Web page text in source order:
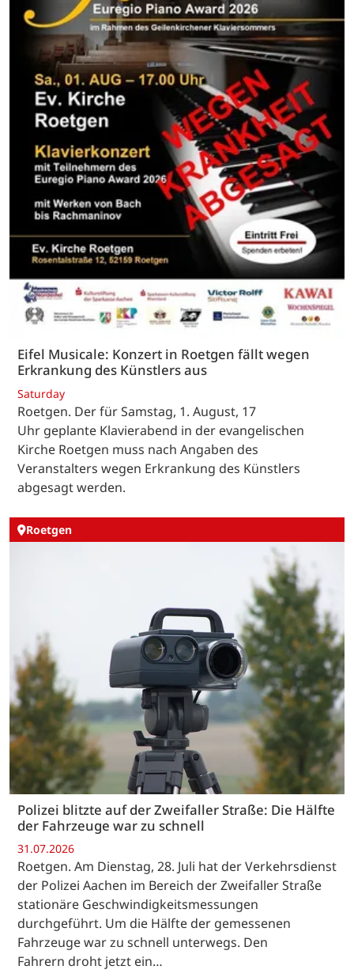
Eifel Musicale: Konzert in Roetgen fällt wegen
Erkrankung des Künstlers aus
Saturday
Roetgen. Der für Samstag, 1. August, 17
Uhr geplante Klavierabend in der evangelischen
Kirche Roetgen muss nach Angaben des
Veranstalters wegen Erkrankung des Künstlers
abgesagt werden.
Roetgen
Polizei blitzte auf der Zweifaller Straße: Die Hälfte
der Fahrzeuge war zu schnell
31.07.2026
Roetgen. Am Dienstag, 28. Juli hat der Verkehrsdienst
der Polizei Aachen im Bereich der Zweifaller Straße
stationäre Geschwindigkeitsmessungen
durchgeführt. Um die Hälfte der gemessenen
Fahrzeuge war zu schnell unterwegs. Den
Fahrern droht jetzt ein…